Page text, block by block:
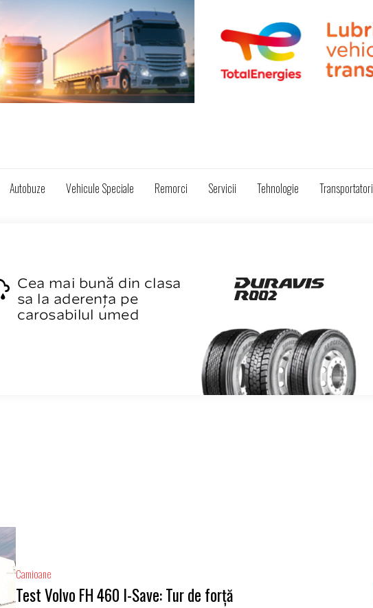
Autobuze Vehicule Speciale Remorci Servicii Tehnologie Transportatori
Camioane
Test Volvo FH 460 I-Save: Tur de forță